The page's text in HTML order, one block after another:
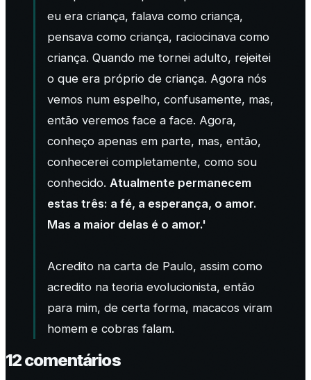
eu era criança, falava como criança,
pensava como criança, raciocinava como
criança. Quando me tornei adulto, rejeitei
o que era próprio de criança. Agora nós
vemos num espelho, confusamente, mas,
então veremos face a face. Agora,
conheço apenas em parte, mas, então,
conhecerei completamente, como sou
conhecido. Atualmente permanecem
estas três: a fé, a esperança, o amor.
Mas a maior delas é o amor.'
Acredito na carta de Paulo, assim como
acredito na teoria evolucionista, então
para mim, de certa forma, macacos viram
homem e cobras falam.
12comentários